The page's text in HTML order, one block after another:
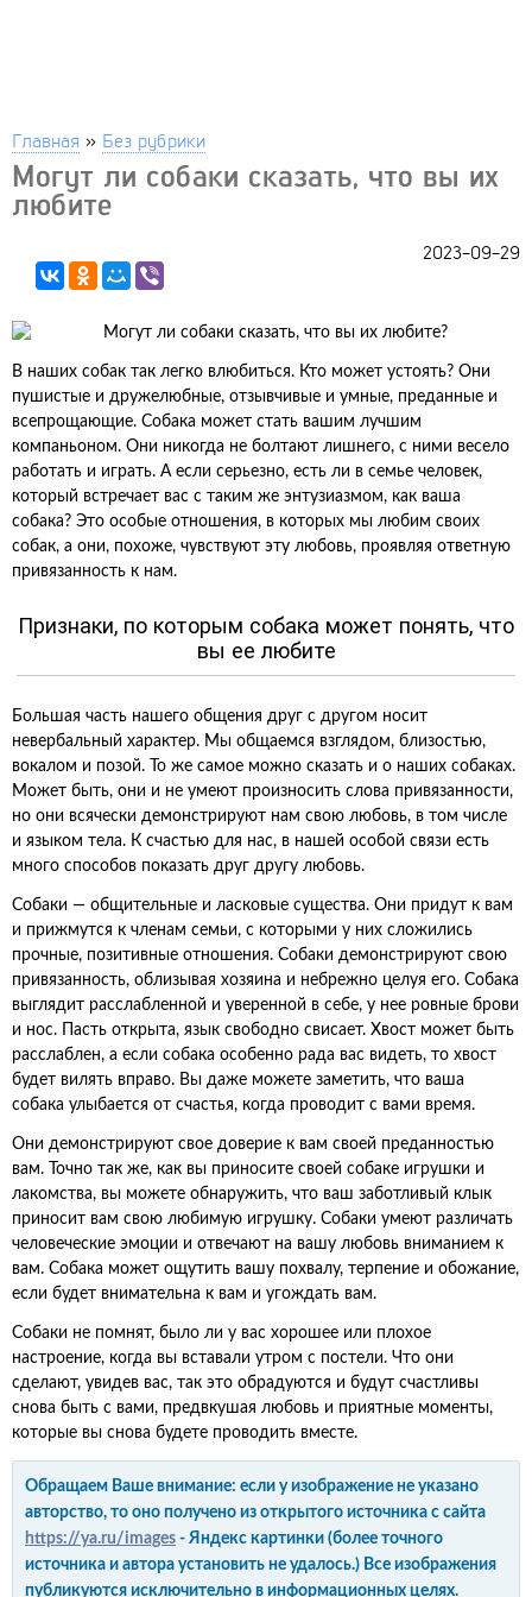
Главная » Без рубрики
Могут ли собаки сказать, что вы их
любите
2023-09-29
В наших собак так легко влюбиться. Кто может устоять? Они
пушистые и дружелюбные, отзывчивые и умные, преданные и
всепрощающие. Собака может стать вашим лучшим
компаньоном. Они никогда не болтают лишнего, с ними весело
работать и играть. А если серьезно, есть ли в семье человек,
который встречает вас с таким же энтузиазмом, как ваша
собака? Это особые отношения, в которых мы любим своих
собак, а они, похоже, чувствуют эту любовь, проявляя ответную
привязанность к нам.
Признаки, по которым собака может понять, что
вы ее любите
Большая часть нашего общения друг с другом носит
невербальный характер. Мы общаемся взглядом, близостью,
вокалом и позой. То же самое можно сказать и о наших собаках.
Может быть, они и не умеют произносить слова привязанности,
но они всячески демонстрируют нам свою любовь, в том числе
и языком тела. К счастью для нас, в нашей особой связи есть
много способов показать друг другу любовь.
Собаки — общительные и ласковые существа. Они придут к вам
и прижмутся к членам семьи, с которыми у них сложились
прочные, позитивные отношения. Собаки демонстрируют свою
привязанность, облизывая хозяина и небрежно целуя его. Собака
выглядит расслабленной и уверенной в себе, у нее ровные брови
и нос. Пасть открыта, язык свободно свисает. Хвост может быть
расслаблен, а если собака особенно рада вас видеть, то хвост
будет вилять вправо. Вы даже можете заметить, что ваша
собака улыбается от счастья, когда проводит с вами время.
Они демонстрируют свое доверие к вам своей преданностью
вам. Точно так же, как вы приносите своей собаке игрушки и
лакомства, вы можете обнаружить, что ваш заботливый клык
приносит вам свою любимую игрушку. Собаки умеют различать
человеческие эмоции и отвечают на вашу любовь вниманием к
вам. Собака может ощутить вашу похвалу, терпение и обожание,
если будет внимательна к вам и угождать вам.
Собаки не помнят, было ли у вас хорошее или плохое
настроение, когда вы вставали утром с постели. Что они
сделают, увидев вас, так это обрадуются и будут счастливы
снова быть с вами, предвкушая любовь и приятные моменты,
которые вы снова будете проводить вместе.
Обращаем Ваше внимание: если у изображение не указано
авторство, то оно получено из открытого источника с сайта
https://ya.ru/images - Яндекс картинки (более точного
источника и автора установить не удалось.) Все изображения
публикуются исключительно в информационных целях.